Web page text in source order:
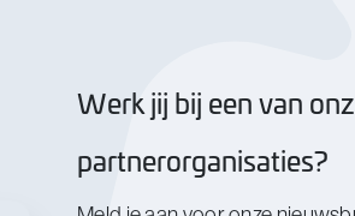
Werk jij bij een van
partnerorganisaties?